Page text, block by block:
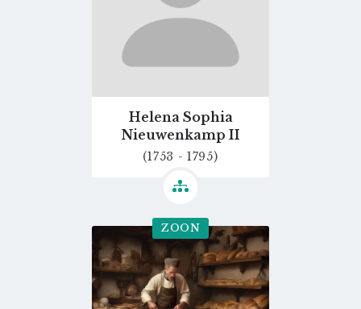
Helena Sophia
Nieuwenkamp II
(1753 - 1795)
ZOON
Go
to
profile
page